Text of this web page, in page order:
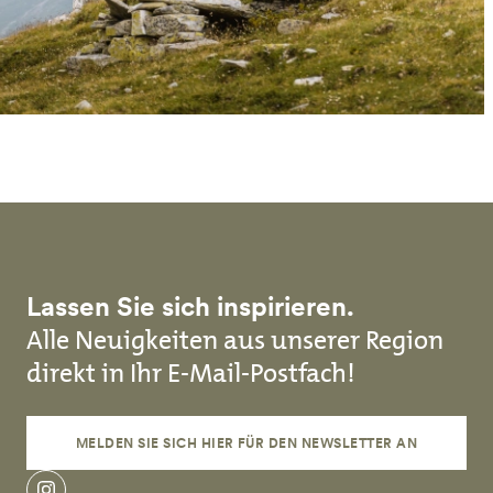
Lassen Sie sich inspirieren.
Alle Neuigkeiten aus unserer Region
direkt in Ihr E-Mail-Postfach!
MELDEN SIE SICH HIER FÜR DEN NEWSLETTER AN